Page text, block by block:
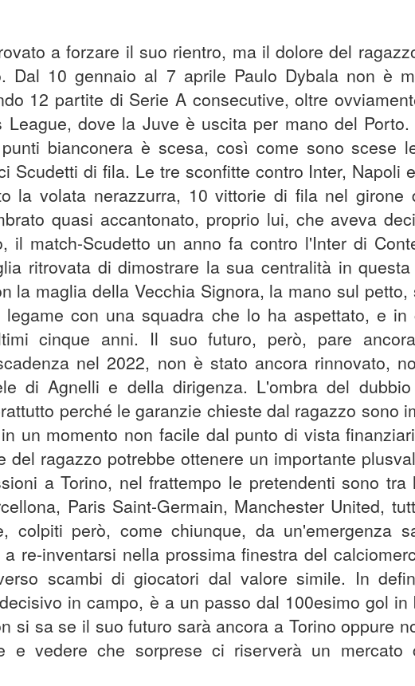
a forzare il suo rientro, ma il dolore del
Dal 10 gennaio al 7 aprile Paulo Dybala non è
12 partite di Serie A consecutive, oltre
League, dove la Juve è uscita per mano del
bianconera è scesa, così come sono scese
Scudetti di fila. Le tre sconfitte contro Inter, Napoli
la volata nerazzurra, 10 vittorie di fila nel girone
quasi accantonato, proprio lui, che aveva
il match-Scudetto un anno fa contro l'Inter di
ritrovata di dimostrare la sua centralità in
la maglia della Vecchia Signora, la mano sul petto,
legame con una squadra che lo ha aspettato, e in
cinque anni. Il suo futuro, però, pare
nel 2022, non è stato ancora rinnovato,
di Agnelli e della dirigenza. L'ombra del
perché le garanzie chieste dal ragazzo sono
un momento non facile dal punto di vista
del ragazzo potrebbe ottenere un importante
a Torino, nel frattempo le pretendenti sono tra
Paris Saint-Germain, Manchester United,
colpiti però, come chiunque, da un'emergenza
re-inventarsi nella prossima finestra del
scambi di giocatori dal valore simile. In
in campo, è a un passo dal 100esimo gol in
si sa se il suo futuro sarà ancora a Torino oppure
e vedere che sorprese ci riserverà un mercato